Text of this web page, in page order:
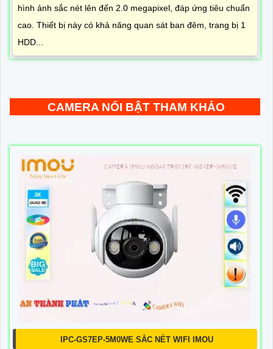
hình ảnh sắc nét lên đến 2.0 megapixel, đáp ứng tiêu chuẩn
cao. Thiết bị này có khả năng quan sát ban đêm, trang bị 1
HDD...
CAMERA NỔI BẬT THAM KHẢO
IPC-GS7EP-5M0WE SẮC NÉT WIFI IMOU